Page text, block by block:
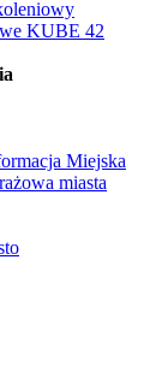
KUBE 42
Miejska
miasta